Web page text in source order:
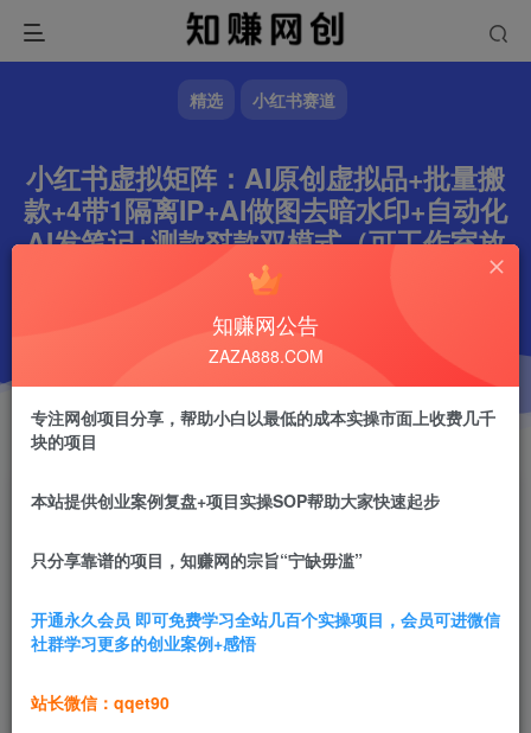
精选 小红书赛道
小红书虚拟矩阵：AI原创虚拟品+批量搬
款+4带1隔离IP+AI做图去暗水印+自动化
AI发笔记+测款怼款双模式（可工作室放
大）
阅读耗时3分钟
更新时间
作者镇山的虎
镇山的虎
前言
小红书虚拟，这个项目，从前年的兴起，到去年上半年的爆
新手感觉入不了门。
知赚网公告
ZAZA888.COM
专注网创项目分享，帮助小白以最低的成本实操市面上收费几千
块的项目
本站提供创业案例复盘+项目实操SOP帮助大家快速起步
只分享靠谱的项目，知赚网的宗旨“宁缺毋滥”
开通永久会员 即可免费学习全站几百个实操项目，会员可进微信
社群学习更多的创业案例+感悟
站长微信：qqet90